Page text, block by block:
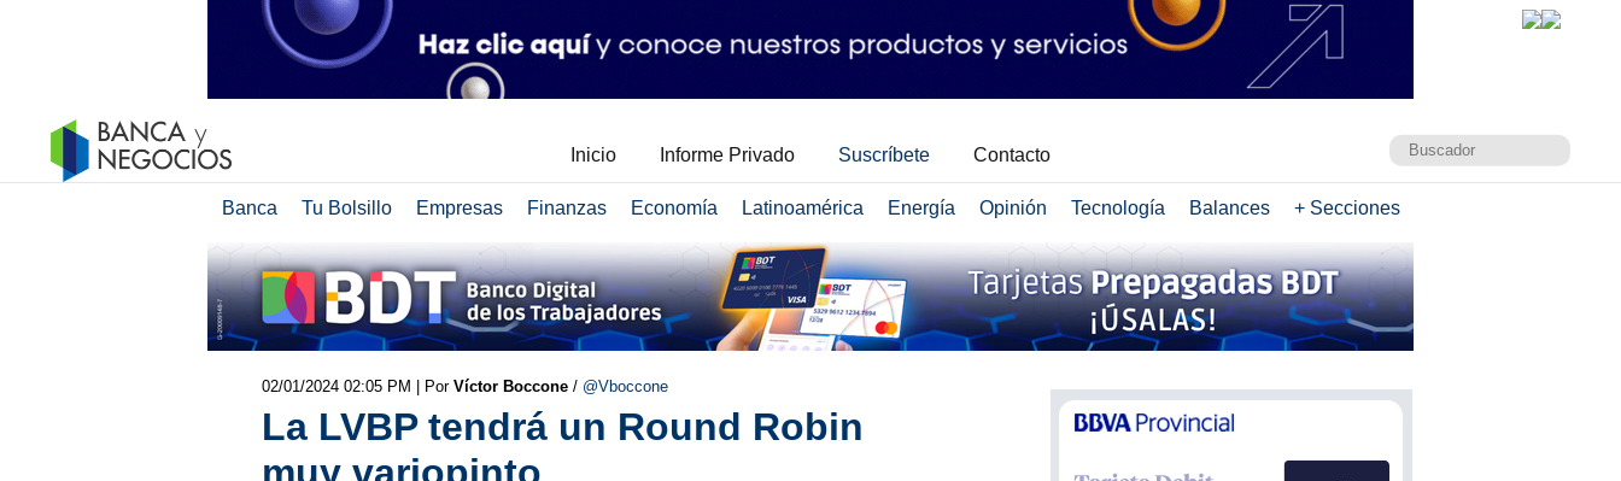
Inicio Informe Privado Suscríbete Contacto
Banca Tu Bolsillo Empresas Finanzas Economía Latinoamérica Energía Opinión Tecnología Balances + Secciones
02/01/2024 02:05 PM | Por Víctor Boccone/ @Vboccone
La LVBP tendrá un Round Robin